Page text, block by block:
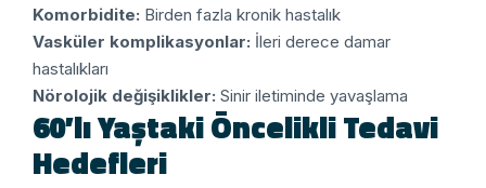
Komorbidite: Birden fazla kronik hastalık
Vasküler komplikasyonlar: İleri derece damar
hastalıkları
Nörolojik değişiklikler: Sinir iletiminde yavaşlama
60’lı Yaştaki Öncelikli Tedavi
Hedefleri